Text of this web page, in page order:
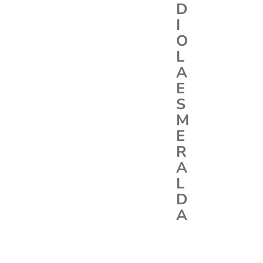
D
I
O
L
A
E
S
M
E
R
A
L
D
A